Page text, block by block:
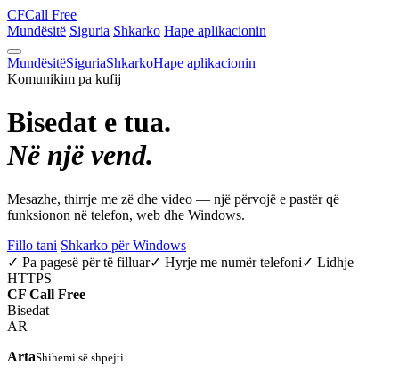
CFCall Free
Mundësitë Siguria Shkarko Hape aplikacionin
MundësitëSiguriaShkarkoHape aplikacionin
Komunikim pa kufij
Bisedat e tua.
Në një vend.
Mesazhe, thirrje me zë dhe video — një përvojë e pastër që
funksionon në telefon, web dhe Windows.
Fillo tani Shkarko për Windows
✓ Pa pagesë për të filluar✓ Hyrje me numër telefoni✓ Lidhje
HTTPS
CF Call Free
Bisedat
AR
ArtaShihemi së shpejti